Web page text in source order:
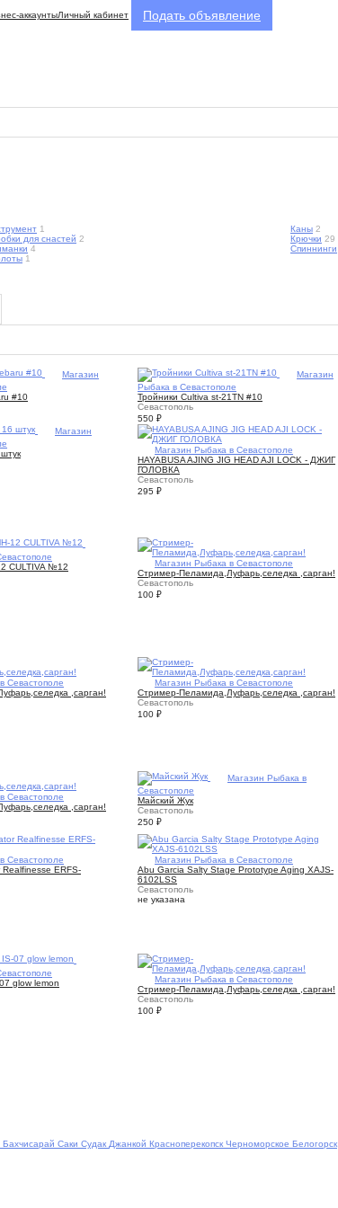
аккаунтыЛичный кабинет Подать объявление
1 Каны 2
для снастей 2 Крючки 29
4 Спиннинги
1
Магазин
#10
Магазин
Рыбака в Севастополе
Тройники Cultiva st-21TN #10
Севастополь
550 ₽
Магазин
Магазин Рыбака в Севастополе
HAYABUSA AJING JIG HEAD AJI LOCK - ДЖИГ
ГОЛОВКА
Севастополь
295 ₽
CULTIVA №12
Магазин Рыбака в Севастополе
Стример-Пеламида,Луфарь,селедка ,сарган!
Севастополь
100 ₽
Севастополе
,сарган!
Магазин Рыбака в Севастополе
Стример-Пеламида,Луфарь,селедка ,сарган!
Севастополь
100 ₽
Севастополе
,сарган!
Магазин Рыбака в
Севастополе
Майский Жук
Севастополь
250 ₽
Севастополе
ERFS-
Магазин Рыбака в Севастополе
Abu Garcia Salty Stage Prototype Aging XAJS-
6102LSS
Севастополь
не указана
glow lemon
Магазин Рыбака в Севастополе
Стример-Пеламида,Луфарь,селедка ,сарган!
Севастополь
100 ₽
Бахчисарай Саки Судак Джанкой Красноперекопск Черноморское Белогорск